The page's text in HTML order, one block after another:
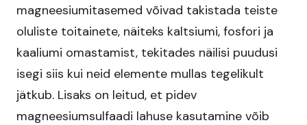
magneesiumitasemed võivad takistada teiste
oluliste toitainete, näiteks kaltsiumi, fosfori ja
kaaliumi omastamist, tekitades näilisi puudusi
isegi siis kui neid elemente mullas tegelikult
jätkub. Lisaks on leitud, et pidev
magneesiumsulfaadi lahuse kasutamine võib